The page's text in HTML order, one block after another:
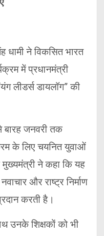
धामी ने विकसित भारत
में प्रधानमंत्री
लीडर्स डायलॉग” की
बारह जनवरी तक
के लिए चयनित युवाओं
मुख्यमंत्री ने कहा कि यह
और राष्ट्र निर्माण
करती है।
उनके शिक्षकों को भी